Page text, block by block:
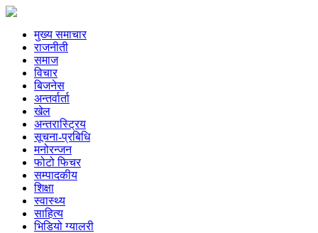
मुख्य समाचार
राजनीती
समाज
विचार
बिजनेस
अन्तर्वार्ता
खेल
अन्तरास्ट्रिय
सूचना-प्रबिधि
मनोरन्जन
फोटो फिचर
सम्पादकीय
शिक्षा
स्वास्थ्य
साहित्य
भिडियो ग्यालरी